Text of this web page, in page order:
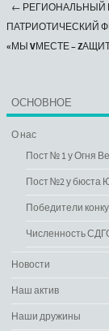
Post
← РЕГИОНАЛЬНЫЙ
ПАТРИОТИЧЕСКИЙ
«МЫ VМЕСТЕ –
ОСНОВНОЕ
О нас
Пост № 1 у Огня
Пост №2 у бюста
Победители
Численность
Новости
Наш актив
Наши дружины